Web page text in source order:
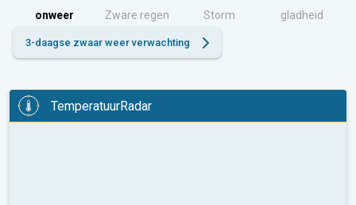
onweer Zware regen Storm gladheid
3-daagse zwaar weer verwachting
TemperatuurRadar